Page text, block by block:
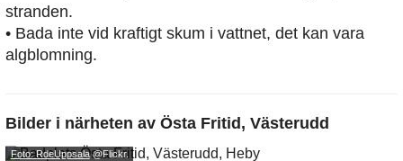
stranden.
• Bada inte vid kraftigt skum i vattnet, det kan vara
algblomning.
Bilder i närheten av Östa Fritid, Västerudd
Foto: RdeUppsala@Flickr.